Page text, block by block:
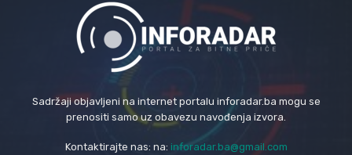
Sadržaji objavljeni na internet portalu inforadar.ba mogu se
prenositi samo uz obavezu navođenja izvora.
Kontaktirajte nas: na: inforadar.ba@gmail.com